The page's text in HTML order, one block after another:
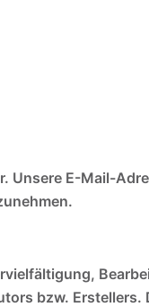
E-Mail-
bzw. Erstellers.